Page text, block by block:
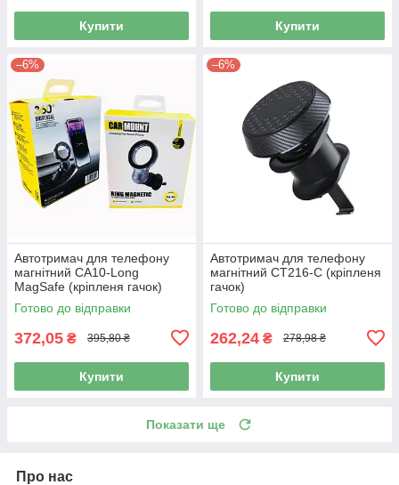
Купити Купити
–6%
Автотримач для телефону
магнітний CA10-Long
MagSafe (кріпленя гачок)
Готово до відправки
372,05 ₴ 395,80 ₴
Купити
–6%
Автотримач для телефону
магнітний CT216-С (кріпленя
гачок)
Готово до відправки
262,24 ₴ 278,98 ₴
Купити
Показати ще
Про нас